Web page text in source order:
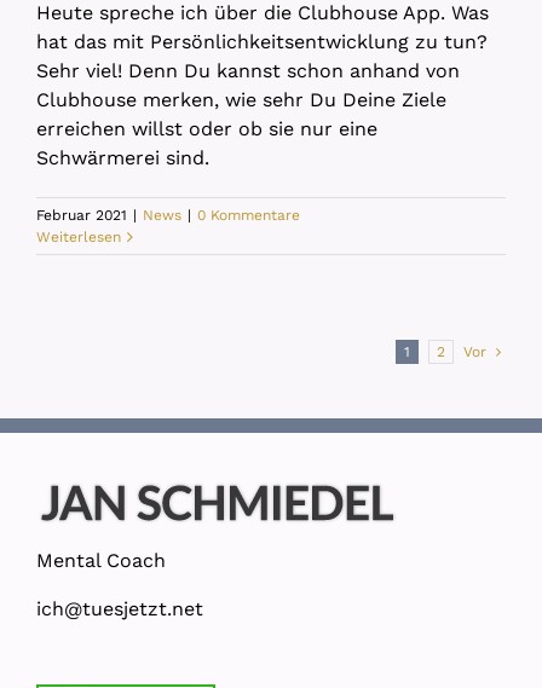
Heute spreche ich über die Clubhouse App. Was
hat das mit Persönlichkeitsentwicklung zu tun?
Sehr viel! Denn Du kannst schon anhand von
Clubhouse merken, wie sehr Du Deine Ziele
erreichen willst oder ob sie nur eine
Schwärmerei sind.
Februar 2021 | News | 0 Kommentare
Weiterlesen
1 2 Vor
Mental Coach
ich@tuesjetzt.net